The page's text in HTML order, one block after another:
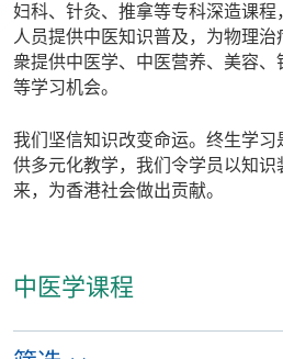
妇科、针灸、推拿等专科深造课
人员提供中医知识普及，为物理
衆提供中医学、中医营养、美容、
等学习机会。
我们坚信知识改变命运。终生学
供多元化教学，我们令学员以知识
来，为香港社会做出贡献。
中医学课程